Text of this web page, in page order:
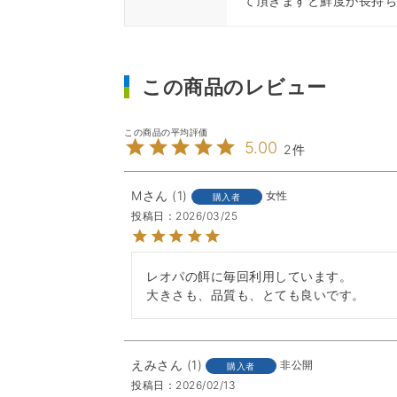
この商品のレビュー
5.00 2
M 1 購入者
女性
投稿日
2026/03/25
レオパの餌に毎回利用しています。
えみ 1 購入者
非公開
投稿日
2026/02/13